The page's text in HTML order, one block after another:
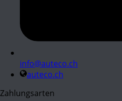
info@auteco.ch
auteco.ch
Zahlungsarten